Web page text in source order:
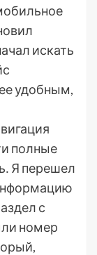
искать
удобным,
полные
Я перешел
с
номер